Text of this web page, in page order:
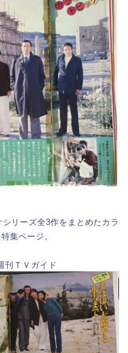
リーズ全3作をまとめたカラ
集ページ。
刊ＴＶガイド